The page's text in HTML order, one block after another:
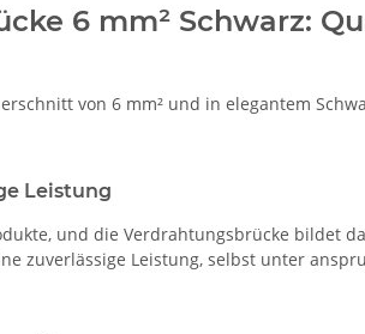
6 mm² Schwarz:
von 6 mm² und in elegantem
Leistung
und die Verdrahtungsbrücke bildet
zuverlässige Leistung, selbst unter